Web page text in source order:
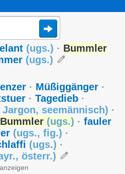
(ugs.) · Bummler
(ugs.)
· Müßiggänger ·
· Tagedieb ·
Jargon, seemännisch) ·
Bummler (ugs.) · fauler
(ugs., fig.) ·
(ugs.) ·
, österr.)